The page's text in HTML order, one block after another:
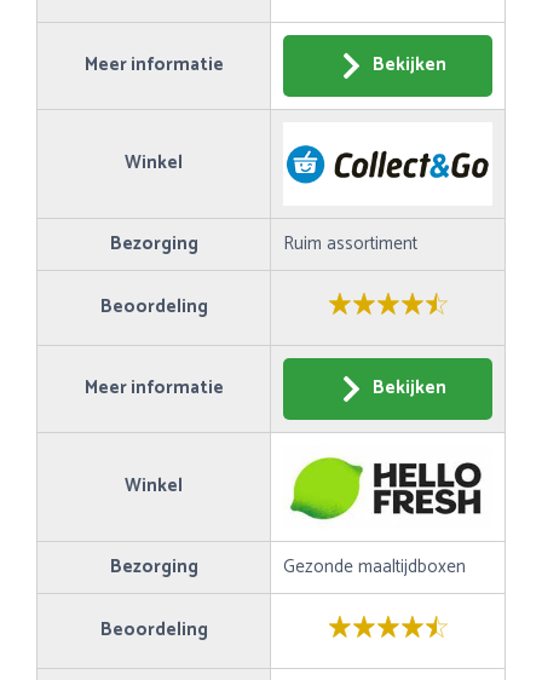
Meer informatie Bekijken
Winkel
Bezorging Ruim assortiment
Beoordeling
Meer informatie Bekijken
Winkel
Bezorging Gezonde maaltijdboxen
Beoordeling